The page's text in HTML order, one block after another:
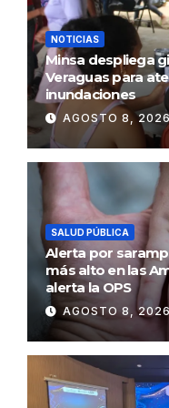
NOTICIAS
Minsa despliega
Veraguas para
inundaciones
AGOSTO 8,
SALUD PÚBLICA
Alerta por
más alto en las
alerta la OPS
AGOSTO 8, 2026